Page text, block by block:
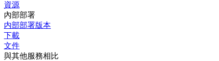
資源
內部部署
内部部署版本
下載
文件
與其他服務相比